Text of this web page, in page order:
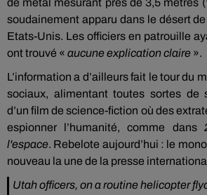
de métal mesurant près de 3,5 mètres
soudainement apparu dans le désert de
Etats-Unis. Les officiers en patrouille
ont trouvé « aucune explication claire ».
L’information a d’ailleurs fait le tour du
sociaux, alimentant toutes sortes de
d’un film de science-fiction où des
espionner l’humanité, comme dans
l'espace. Rebelote aujourd’hui : le
nouveau la une de la presse
Utah officers, on a routine helicopter